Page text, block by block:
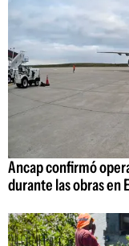
Ancap confirmó
durante las obras en